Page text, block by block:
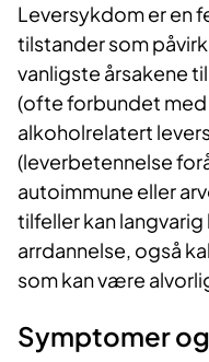
Leversykdom er en
tilstander som
vanligste årsakene
(ofte forbundet
alkoholrelatert
(leverbetennelse
autoimmune eller
tilfeller kan
arrdannelse, også
som kan være
Symptomer